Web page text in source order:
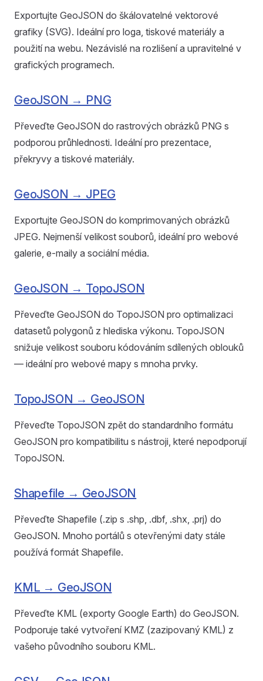
Exportujte GeoJSON do škálovatelné vektorové
grafiky (SVG). Ideální pro loga, tiskové materiály a
použití na webu. Nezávislé na rozlišení a upravitelné v
grafických programech.
GeoJSON → PNG
Převeďte GeoJSON do rastrových obrázků PNG s
podporou průhlednosti. Ideální pro prezentace,
překryvy a tiskové materiály.
GeoJSON → JPEG
Exportujte GeoJSON do komprimovaných obrázků
JPEG. Nejmenší velikost souborů, ideální pro webové
galerie, e-maily a sociální média.
GeoJSON → TopoJSON
Převeďte GeoJSON do TopoJSON pro optimalizaci
datasetů polygonů z hlediska výkonu. TopoJSON
snižuje velikost souboru kódováním sdílených oblouků
— ideální pro webové mapy s mnoha prvky.
TopoJSON → GeoJSON
Převeďte TopoJSON zpět do standardního formátu
GeoJSON pro kompatibilitu s nástroji, které nepodporují
TopoJSON.
Shapefile → GeoJSON
Převeďte Shapefile (.zip s .shp, .dbf, .shx, .prj) do
GeoJSON. Mnoho portálů s otevřenými daty stále
používá formát Shapefile.
KML → GeoJSON
Převeďte KML (exporty Google Earth) do GeoJSON.
Podporuje také vytvoření KMZ (zazipovaný KML) z
vašeho původního souboru KML.